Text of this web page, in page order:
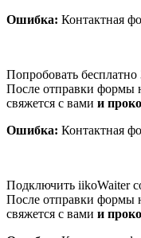
Ошибка: Контактная
Попробовать бесплатно
После отправки формы
свяжется с вами и
Ошибка: Контактная
Подключить iikoWaiter
После отправки формы
свяжется с вами и